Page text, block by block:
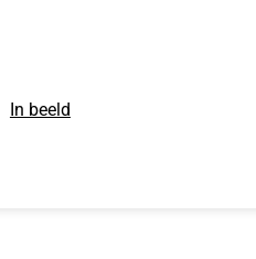
In beeld